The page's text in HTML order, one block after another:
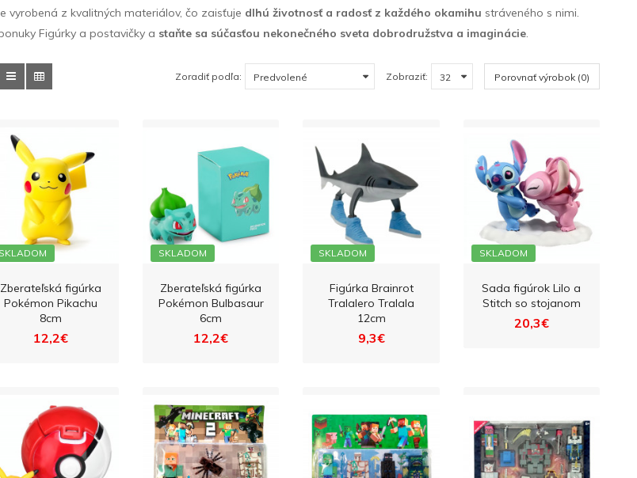
vyrobená z kvalitných materiálov, čo zaisťuje dlhú životnosť a radosť z každého okamihu stráveného s nimi.
Figúrky a postavičky a staňte sa súčasťou nekonečného sveta dobrodružstva a imaginácie.
Zoradiť podľa: Zobraziť: Porovnať výrobok (0)
SKLADOM
Zberateľská figúrka
Pokémon Pikachu
8cm
12,2€
SKLADOM
Zberateľská figúrka
Pokémon Bulbasaur
6cm
12,2€
SKLADOM
Figúrka Brainrot
Tralalero Tralala
12cm
9,3€
SKLADOM
Sada figúrok Lilo a
Stitch so stojanom
20,3€